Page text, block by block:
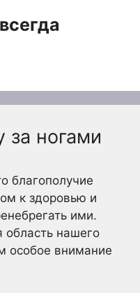
за ногами
благополучие
к здоровью и
ими.
область нашего
особое внимание